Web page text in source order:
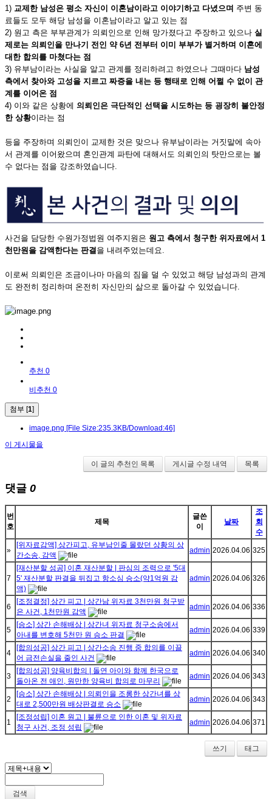
1) 교제한 남성은 평소 자신이 이혼남이라고 이야기하고 다녔으며 주변 동
료들도 모두 해당 남성을 이혼남이라고 알고 있는 점
2) 원고 측은 부부관계가 의뢰인으로 인해 망가졌다고 주장하고 있으나 실
제로는 의뢰인을 만나기 전인 약 6년 전부터 이미 부부가 별거하며 이혼에
대한 합의를 마쳤다는 점
3) 유부남이라는 사실을 알고 관계를 정리하려고 하였으나 그때마다 남성
측에서 찾아와 고성을 지르고 짜증을 내는 등 행태로 인해 어쩔 수 없이 관
계를 이어온 점
4) 이와 같은 상황에 의뢰인은 극단적인 선택을 시도하는 등 굉장히 불안정
한 상황이라는 점
등을 주장하며 의뢰인이 교제한 것은 맞으나 유부남이라는 거짓말에 속아
서 관계를 이어왔으며 혼인관계 파탄에 대해서도 의뢰인의 탓만으로는 볼
수 없다는 점을 강조하였습니다.
사건을 담당한 수원가정법원 여주지원은 원고 측에서 청구한 위자료에서 1
천만원을 감액한다는 판결을 내려주었는데요.
이로써 의뢰인은 조금이나마 마음의 짐을 덜 수 있었고 해당 남성과의 관계
도 완전히 정리하며 온전히 자신만의 삶으로 돌아갈 수 있었습니다.
추천 0
비추천 0
첨부 [1]
image.png [File Size:235.3KB/Download:46]
이 게시물을
이 글의 추천인 목록 게시글 수정 내역 목록
댓글 0
번
호
제목
글쓴
이
날짜
조
회
수
»
[위자료감액] 상간피고, 유부남인줄 몰랐던 상황의 상
간소송, 감액
admin 2026.04.06 325
7
[재산분할 성공] 이혼 재산분할 | 판심의 조력으로 '5대
5' 재산분할 판결을 뒤집고 항소심 승소(약1억원 감
액)
admin 2026.04.06 326
6
[조정결정] 상간 피고 | 상간남 위자료 3천만원 청구받
은 사건, 1천만원 감액
admin 2026.04.06 336
5
[승소] 상간 손해배상 | 상간녀 위자료 청구소송에서
아내를 변호해 5천만 원 승소 판결
admin 2026.04.06 339
4
[합의성공] 상간 피고 | 상간소송 진행 중 합의를 이끌
어 금전손실을 줄인 사건
admin 2026.04.06 340
3
[합의성공] 양육비합의 | 돌연 아이와 함께 한국으로
돌아온 전 애인, 원만한 양육비 합의로 마무리
admin 2026.04.06 343
2
[승소] 상간 손해배상 | 의뢰인을 조롱한 상간녀를 상
대로 2,500만원 배상판결로 승소
admin 2026.04.06 343
1
[조정성립] 이혼 원고 | 불륜으로 인한 이혼 및 위자료
청구 사건, 조정 성립
admin 2026.04.06 371
쓰기 태그
검색